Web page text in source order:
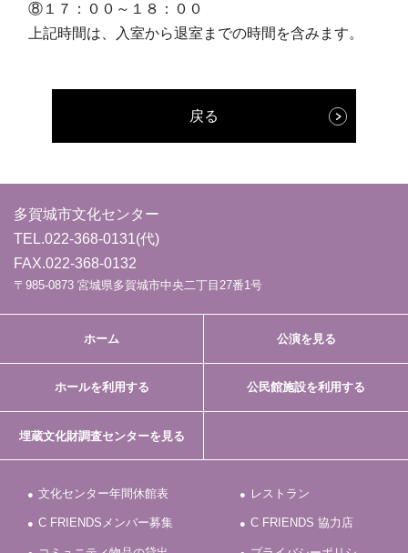
⑧１７：００～１８：００
上記時間は、入室から退室までの時間を含みます。
戻る
多賀城市文化センター
TEL.022-368-0131(代)
FAX.022-368-0132
〒985-0873 宮城県多賀城市中央二丁目27番1号
ホーム 公演を見る
ホールを利用する 公民館施設を利用する
埋蔵文化財調査センターを見る
文化センター年間休館表 レストラン
C FRIENDSメンバー募集 C FRIENDS 協力店